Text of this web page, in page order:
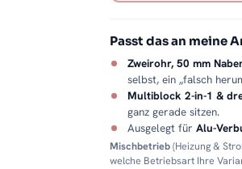
Passt das an meine
Zweirohr, 50 mm
selbst, ein „falsch
Multiblock 2-in-1 &
ganz gerade sitzen.
Ausgelegt für Alu-
Mischbetrieb(Heizung &
welche Betriebsart Ihre